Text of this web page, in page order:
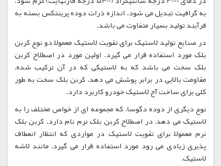
به گرافیت تبدیل می شود. اندازه ذرات دوده پرینتکس بسته به
فرآیند تولید بسیار متفاوت می باشد.
در صنایع تولید لاستیک برای تقویت لاستیک معمولاً دو نوع کربن
بلک مورد استفاده قرار می گیرد. اولین مورد در اصطلاح کربن
بلک سخت می باشد که به لاستیکی که در آن ترکیب شده،
مقاومت بالایی در برابر پوشش می دهد. کربن بلک سخت به طور
کلی برای ساخت آج لاستیک خودرو کاربرد دارد.
نوع دیگری از دوده دگوسا، که مجموعه ای از خواص مختلف را به
لاستیک می دهد، در اصطلاح کربن بلک نرم نام دارد. کربن بلک
نرم معمولاً برای تقویت لاستیک در مواردی که انتظار انعطاف
پذیری زیادی می رود مورد استفاده قرار می گیرد، مانند لاشه
لاستیک.